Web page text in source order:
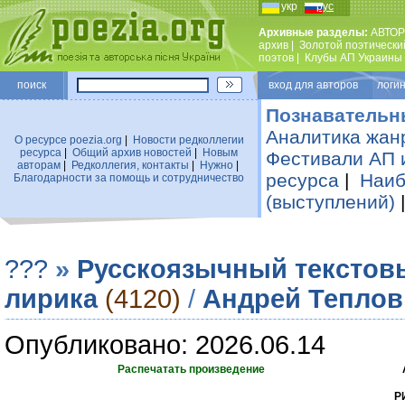
укр рус
Архивные разделы:
архив
Золотой
поэтов
Клубы АП Украины
поиск вход для авторов
О ресурсе poezia.org
Новости редколлегии
ресурса
Общий архив новостей
Новым
авторам| Редколлегия, контакты Нужно|
Благодарности за помощь и сотрудничество
Аналитика
Фестивали АП
ресурса |
(выступлений)
??? » Русскоязычный
лирика (4120) / Андрей Теплов
Опубликовано: 2026.06.14
Распечатать произведение